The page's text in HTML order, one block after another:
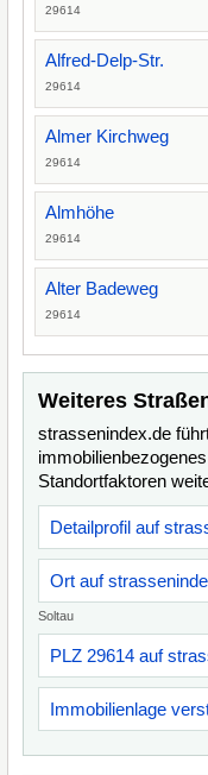
29614
Alfred-Delp-Str.
29614
Almer Kirchweg
29614
Almhöhe
29614
Alter Badeweg
29614
Weiteres
strassenindex.de
Standortfaktoren
Detailprofil auf
Ort auf
Soltau
PLZ 29614 auf
Immobilienlage